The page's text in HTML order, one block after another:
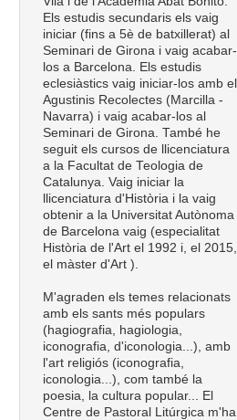
Els estudis secundaris els vaig
iniciar (fins a 5è de batxillerat) al
Seminari de Girona i vaig acabar-
los a Barcelona. Els estudis
eclesiàstics vaig iniciar-los amb el
Agustinis Recolectes (Marcilla -
Navarra) i vaig acabar-los al
Seminari de Girona. També he
seguit els cursos de llicenciatura
a la Facultat de Teologia de
Catalunya. Vaig iniciar la
llicenciatura d'Història i la vaig
obtenir a la Universitat Autònoma
de Barcelona vaig (especialitat
Història de l'Art el 1992 i, el 2015,
el màster d'Art ).
M'agraden els temes relacionats
amb els sants més populars
(hagiografia, hagiologia,
iconografia, d'iconologia...), amb
l'art religiós (iconografia,
iconologia...), com també la
poesia, la cultura popular... El
Centre de Pastoral Litúrgica m'ha